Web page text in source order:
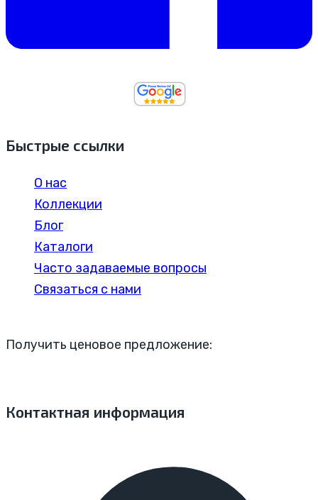
Быстрые ссылки
О нас
Коллекции
Блог
Каталоги
Часто задаваемые вопросы
Связаться с нами
Получить ценовое предложение:
Контактная информация